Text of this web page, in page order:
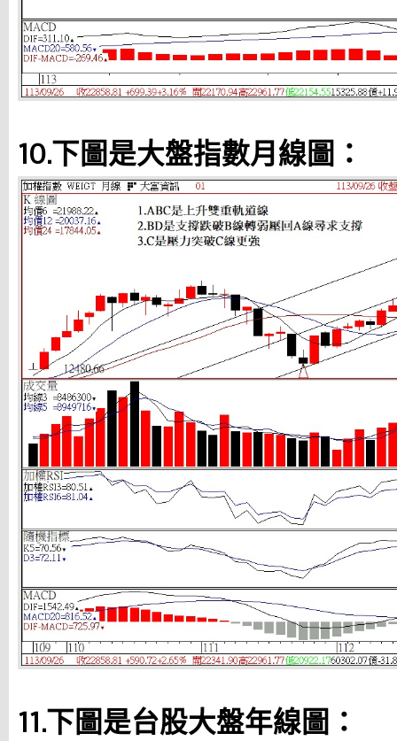
10.下圖是大盤指數月線圖：
11.下圖是台股大盤年線圖：